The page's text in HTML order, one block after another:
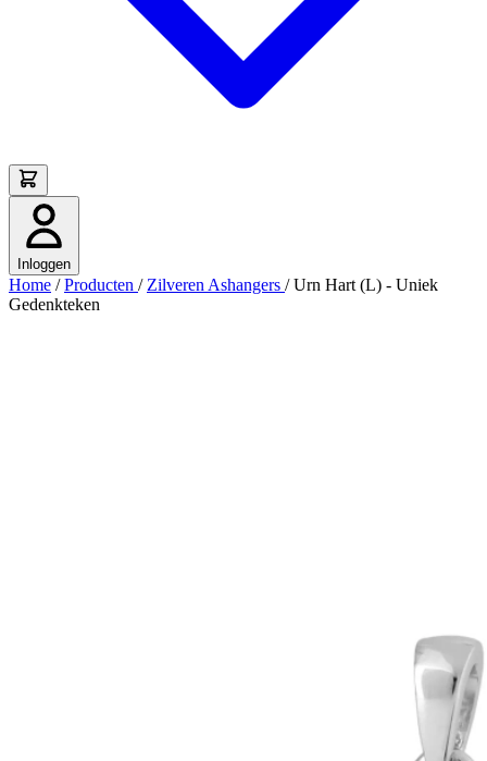
Inloggen
Home / Producten / Zilveren Ashangers / Urn Hart (L) - Uniek
Gedenkteken